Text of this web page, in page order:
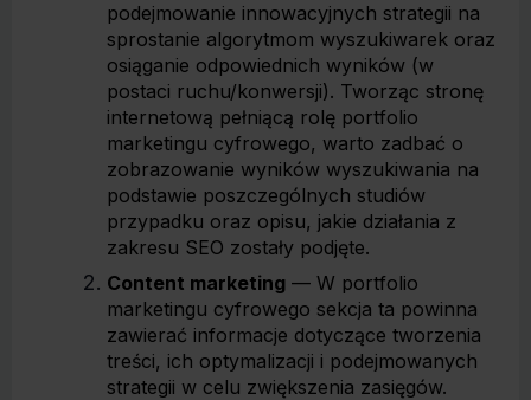
podejmowanie innowacyjnych strategii na
sprostanie algorytmom wyszukiwarek oraz
osiąganie odpowiednich wyników (w
postaci ruchu/konwersji). Tworząc stronę
internetową pełniącą rolę portfolio
marketingu cyfrowego, warto zadbać o
zobrazowanie wyników wyszukiwania na
podstawie poszczególnych studiów
przypadku oraz opisu, jakie działania z
zakresu SEO zostały podjęte.
Content marketing — W portfolio
marketingu cyfrowego sekcja ta powinna
zawierać informacje dotyczące tworzenia
treści, ich optymalizacji i podejmowanych
strategii w celu zwiększenia zasięgów.